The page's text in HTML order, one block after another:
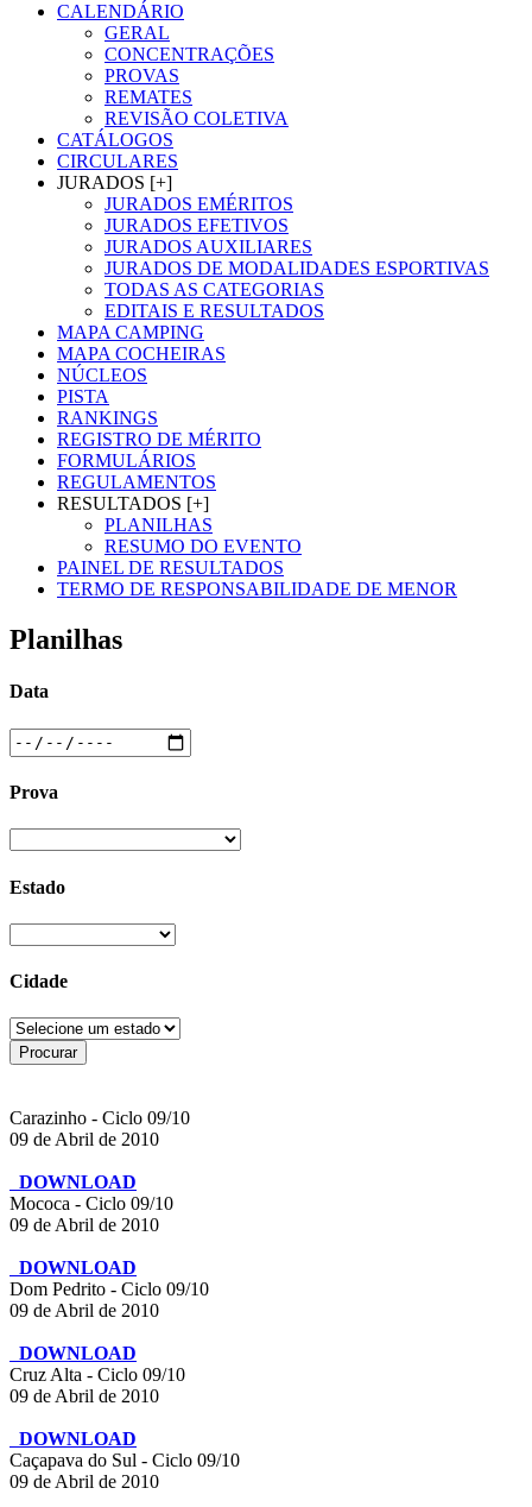
CALENDÁRIO
GERAL
CONCENTRAÇÕES
PROVAS
REMATES
REVISÃO COLETIVA
CATÁLOGOS
CIRCULARES
JURADOS [+]
JURADOS EMÉRITOS
JURADOS EFETIVOS
JURADOS AUXILIARES
JURADOS DE MODALIDADES ESPORTIVAS
TODAS AS CATEGORIAS
EDITAIS E RESULTADOS
MAPA CAMPING
MAPA COCHEIRAS
NÚCLEOS
PISTA
RANKINGS
REGISTRO DE MÉRITO
FORMULÁRIOS
REGULAMENTOS
RESULTADOS [+]
PLANILHAS
RESUMO DO EVENTO
PAINEL DE RESULTADOS
TERMO DE RESPONSABILIDADE DE MENOR
Planilhas
Data
Prova
Estado
Cidade
Carazinho - Ciclo 09/10
09 de Abril de 2010
DOWNLOAD
Mococa - Ciclo 09/10
09 de Abril de 2010
DOWNLOAD
Dom Pedrito - Ciclo 09/10
09 de Abril de 2010
DOWNLOAD
Cruz Alta - Ciclo 09/10
09 de Abril de 2010
DOWNLOAD
Caçapava do Sul - Ciclo 09/10
09 de Abril de 2010